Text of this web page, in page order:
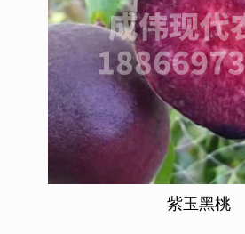
紫玉黑桃